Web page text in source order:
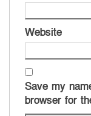
Website
Save my
browser for